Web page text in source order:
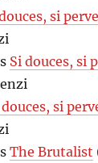
si
Si douces, si
douces, si
The Brutalist